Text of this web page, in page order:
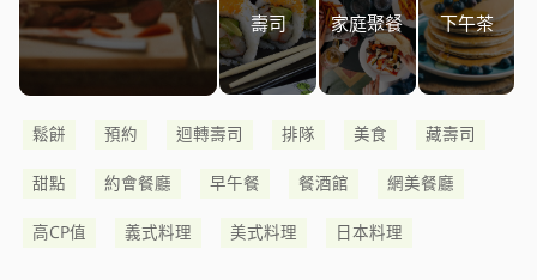
壽司 家庭聚餐 下午茶
鬆餅 預約 迴轉壽司 排隊 美食 藏壽司
甜點 約會餐廳 早午餐 餐酒館 網美餐廳
高CP值 義式料理 美式料理 日本料理